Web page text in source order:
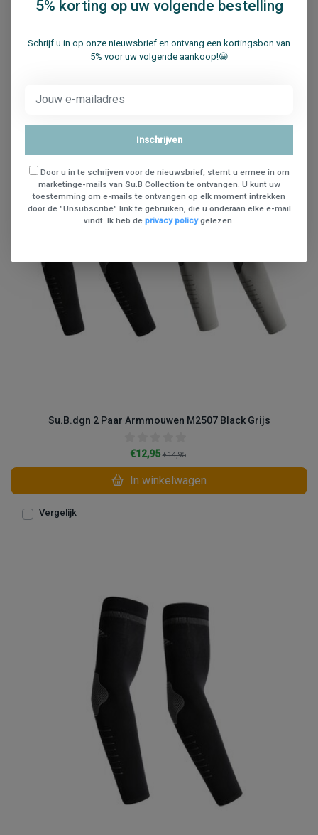
€12,95€14,95
Su.B.dgn 2 Paar Armmouwen M2507 Black Grijs
€12,95€14,95
In winkelwagen
Vergelijk
5% korting op uw volgende bestelling
Schrijf u in op onze nieuwsbrief en ontvang een kortingsbon van
5% voor uw volgende aankoop!😀
Inschrijven
Door u in te schrijven voor de nieuwsbrief, stemt u ermee in om
marketinge-mails van Su.B Collection te ontvangen. U kunt uw
toestemming om e-mails te ontvangen op elk moment intrekken
door de "Unsubscribe" link te gebruiken, die u onderaan elke e-mail
vindt. Ik heb de privacy policygelezen.